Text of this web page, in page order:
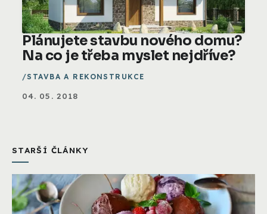
Plánujete stavbu nového domu?
Na co je třeba myslet nejdříve?
STAVBA A REKONSTRUKCE
04. 05. 2018
STARŠÍ ČLÁNKY